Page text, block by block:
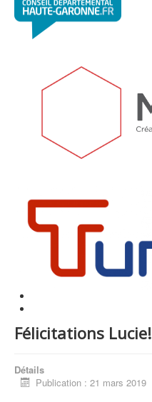
Félicitations Lucie!
Détails
Publication : 21 mars 2019